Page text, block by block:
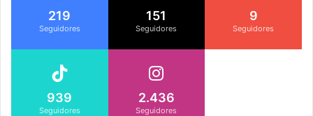
219
Seguidores
151
Seguidores
9
Seguidores
939
Seguidores
2.436
Seguidores